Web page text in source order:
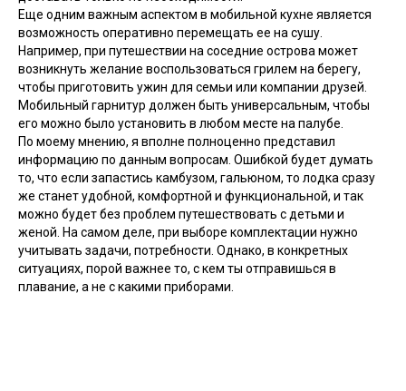
Еще одним важным аспектом в мобильной кухне является
возможность оперативно перемещать ее на сушу.
Например, при путешествии на соседние острова может
возникнуть желание воспользоваться грилем на берегу,
чтобы приготовить ужин для семьи или компании друзей.
Мобильный гарнитур должен быть универсальным, чтобы
его можно было установить в любом месте на палубе.
По моему мнению, я вполне полноценно представил
информацию по данным вопросам. Ошибкой будет думать
то, что если запастись камбузом, гальюном, то лодка сразу
же станет удобной, комфортной и функциональной, и так
можно будет без проблем путешествовать с детьми и
женой. На самом деле, при выборе комплектации нужно
учитывать задачи, потребности. Однако, в конкретных
ситуациях, порой важнее то, с кем ты отправишься в
плавание, а не с какими приборами.